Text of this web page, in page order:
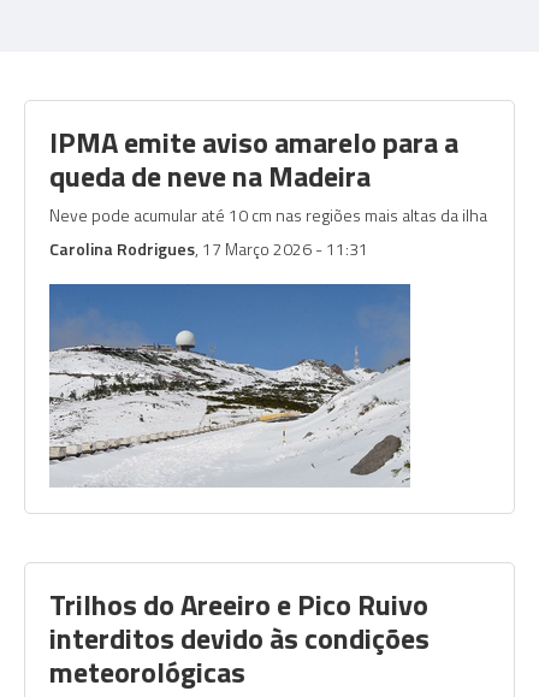
IPMA emite aviso amarelo para a
queda de neve na Madeira
Neve pode acumular até 10 cm nas regiões mais altas da ilha
Carolina Rodrigues, 17 Março 2026 - 11:31
Trilhos do Areeiro e Pico Ruivo
interditos devido às condições
meteorológicas